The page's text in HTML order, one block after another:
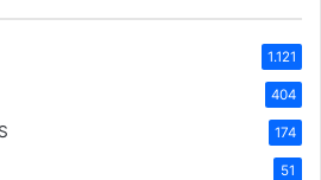
1.121
404
174
51